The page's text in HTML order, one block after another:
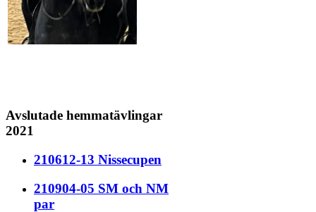
Avslutade hemmatävlingar
2021
210612-13 Nissecupen
210904-05 SM och NM
par